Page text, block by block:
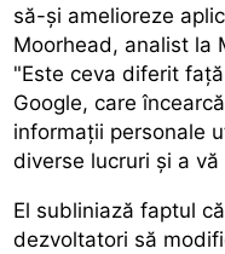
să-și amelioreze
Moorhead, analist la
"Este ceva diferit
Google, care
informații personale
diverse lucruri și a
El subliniază faptul
dezvoltatori să